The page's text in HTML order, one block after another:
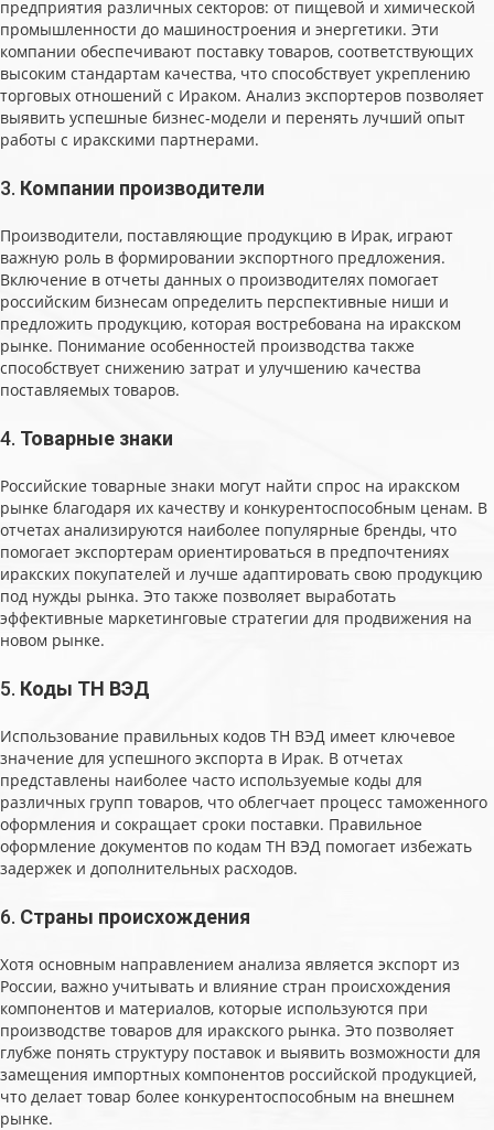
предприятия различных секторов: от пищевой и химической
промышленности до машиностроения и энергетики. Эти
компании обеспечивают поставку товаров, соответствующих
высоким стандартам качества, что способствует укреплению
торговых отношений с Ираком. Анализ экспортеров позволяет
выявить успешные бизнес-модели и перенять лучший опыт
работы с иракскими партнерами.
3. Компании производители
Производители, поставляющие продукцию в Ирак, играют
важную роль в формировании экспортного предложения.
Включение в отчеты данных о производителях помогает
российским бизнесам определить перспективные ниши и
предложить продукцию, которая востребована на иракском
рынке. Понимание особенностей производства также
способствует снижению затрат и улучшению качества
поставляемых товаров.
4. Товарные знаки
Российские товарные знаки могут найти спрос на иракском
рынке благодаря их качеству и конкурентоспособным ценам. В
отчетах анализируются наиболее популярные бренды, что
помогает экспортерам ориентироваться в предпочтениях
иракских покупателей и лучше адаптировать свою продукцию
под нужды рынка. Это также позволяет выработать
эффективные маркетинговые стратегии для продвижения на
новом рынке.
5. Коды ТН ВЭД
Использование правильных кодов ТН ВЭД имеет ключевое
значение для успешного экспорта в Ирак. В отчетах
представлены наиболее часто используемые коды для
различных групп товаров, что облегчает процесс таможенного
оформления и сокращает сроки поставки. Правильное
оформление документов по кодам ТН ВЭД помогает избежать
задержек и дополнительных расходов.
6. Страны происхождения
Хотя основным направлением анализа является экспорт из
России, важно учитывать и влияние стран происхождения
компонентов и материалов, которые используются при
производстве товаров для иракского рынка. Это позволяет
глубже понять структуру поставок и выявить возможности для
замещения импортных компонентов российской продукцией,
что делает товар более конкурентоспособным на внешнем
рынке.